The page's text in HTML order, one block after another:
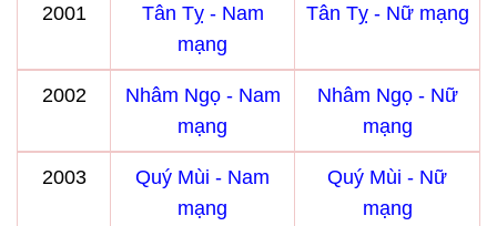
2001
Tân Tỵ - Nam
mạng
Tân Tỵ - Nữ mạng
2002
Nhâm Ngọ - Nam
mạng
Nhâm Ngọ - Nữ
mạng
2003
Quý Mùi - Nam
mạng
Quý Mùi - Nữ
mạng